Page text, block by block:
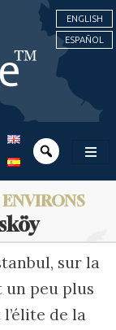
ENGLISH
ESPAÑOL
ENVIRONS
sur la
un peu plus
de la